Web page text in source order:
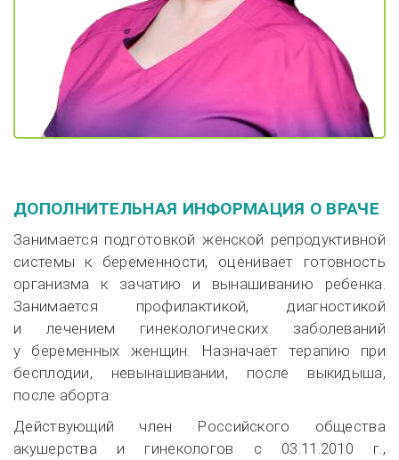
ДОПОЛНИТЕЛЬНАЯ ИНФОРМАЦИЯ О ВРАЧЕ
Занимается подготовкой женской репродуктивной
системы к беременности, оценивает готовность
организма к зачатию и вынашиванию ребенка.
Занимается профилактикой, диагностикой
и лечением гинекологических заболеваний
у беременных женщин. Назначает терапию при
бесплодии, невынашивании, после выкидыша,
после аборта.
Действующий член Российского общества
акушерства и гинекологов с 03.11.2010 г.,